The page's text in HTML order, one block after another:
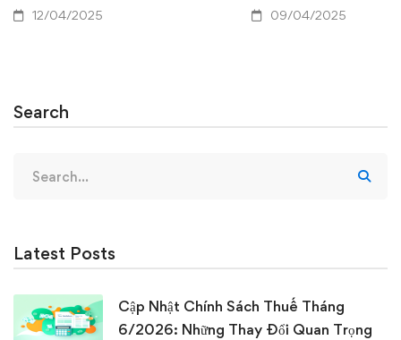
12/04/2025 09/04/2025
Search
for:
Latest Posts
Cập Nhật Chính Sách Thuế Tháng
6/2026: Những Thay Đổi Quan Trọng